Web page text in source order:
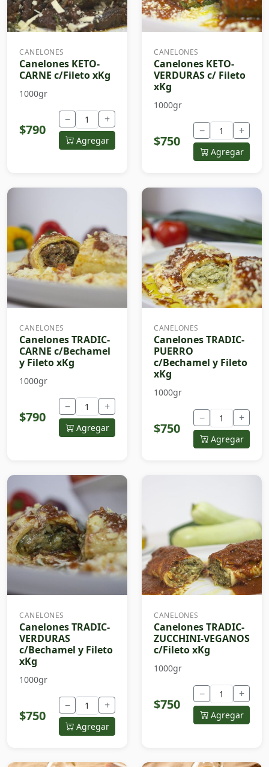
CANELONES
Canelones KETO-
CARNE c/Fileto xKg
1000gr
$790
− +
Agregar
CANELONES
Canelones KETO-
VERDURAS c/ Fileto
xKg
1000gr
$750
− +
Agregar
CANELONES
Canelones TRADIC-
CARNE c/Bechamel
y Fileto xKg
1000gr
$790
− +
Agregar
CANELONES
Canelones TRADIC-
PUERRO
c/Bechamel y Fileto
xKg
1000gr
$750
− +
Agregar
CANELONES
Canelones TRADIC-
VERDURAS
c/Bechamel y Fileto
xKg
1000gr
$750
− +
Agregar
CANELONES
Canelones TRADIC-
ZUCCHINI-VEGANOS
c/Fileto xKg
1000gr
$750
− +
Agregar